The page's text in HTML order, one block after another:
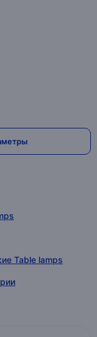
Table lamps
в категории